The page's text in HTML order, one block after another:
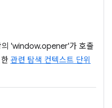
의 'window.opener'가 호출
관련 탐색 컨텍스트 단위